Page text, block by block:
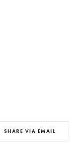
SHARE VIA EMAIL